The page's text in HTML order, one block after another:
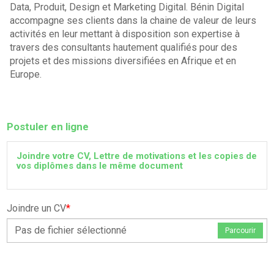
Data, Produit, Design et Marketing Digital. Bénin Digital
accompagne ses clients dans la chaine de valeur de leurs
activités en leur mettant à disposition son expertise à
travers des consultants hautement qualifiés pour des
projets et des missions diversifiées en Afrique et en
Europe.
Postuler en ligne
Joindre votre CV, Lettre de motivations et les copies de
vos diplômes dans le même document
Joindre un CV*
Pas de fichier sélectionné
Parcourir